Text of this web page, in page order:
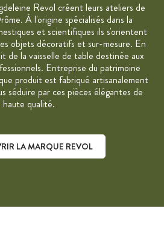
: -17°C à 300°C
au micro-onde, au congélateur
vaisselle
Revol créent leurs ateliers de
À l'origine spécialisés dans la
et scientifiques ils s'orientent
objets décoratifs et sur-mesure. En
de la vaisselle de table destinée aux
Entreprise du patrimoine
produit est fabriqué artisanalement
séduire par ces pièces élégantes de
haute qualité.
LA MARQUE REVOL